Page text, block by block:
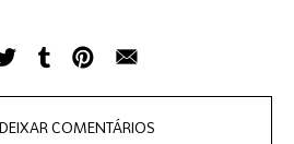
DEIXAR COMENTÁRIOS